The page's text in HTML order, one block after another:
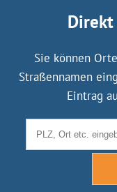
Sie können
Straßennamen
Eintrag